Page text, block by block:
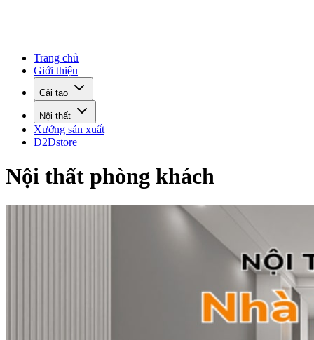
Trang chủ
Giới thiệu
Cải tạo
Nội thất
Xưởng sản xuất
D2Dstore
Nội thất phòng khách